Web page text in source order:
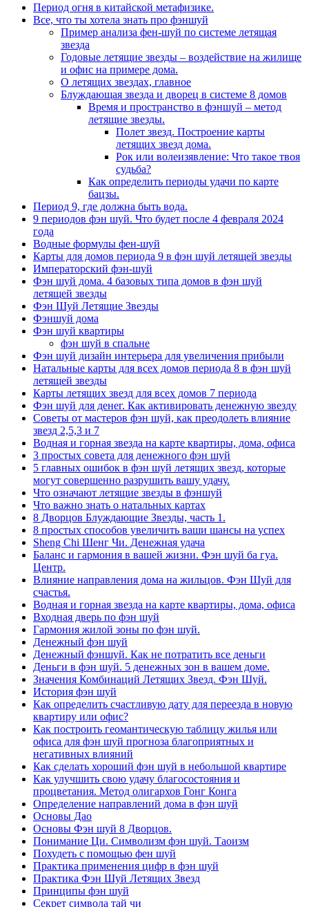
Период огня в китайской метафизике.
Все, что ты хотела знать про фэншуй
Пример анализа фен-шуй по системе летящая
звезда
Годовые летящие звезды – воздействие на жилище
и офис на примере дома.
О летящих звездах, главное
Блуждающая звезда и дворец в системе 8 домов
Время и пространство в фэншуй – метод
летящие звезды.
Полет звезд. Построение карты
летящих звезд дома.
Рок или волеизявление: Что такое твоя
судьба?
Как определить периоды удачи по карте
бацзы.
Период 9, где должна быть вода.
9 периодов фэн шуй. Что будет после 4 февраля 2024
года
Водные формулы фен-шуй
Карты для домов периода 9 в фэн шуй летящей звезды
Императорский фэн-шуй
Фэн шуй дома. 4 базовых типа домов в фэн шуй
летящей звезды
Фэн Шуй Летящие Звезды
Фэншуй дома
Фэн шуй квартиры
фэн шуй в спальне
Фэн шуй дизайн интерьера для увеличения прибыли
Натальные карты для всех домов периода 8 в фэн шуй
летящей звезды
Карты летящих звезд для всех домов 7 периода
Фэн шуй для денег. Как активировать денежную звезду
Советы от мастеров фэн шуй, как преодолеть влияние
звезд 2,5,3 и 7
Водная и горная звезда на карте квартиры, дома, офиса
3 простых совета для денежного фэн шуй
5 главных ошибок в фэн шуй летящих звезд, которые
могут совершенно разрушить вашу удачу.
Что означают летящие звезды в фэншуй
Что важно знать о натальных картах
8 Дворцов Блуждающие Звезды, часть 1.
8 простых способов увеличить ваши шансы на успех
Sheng Chi Шенг Чи. Денежная удача
Баланс и гармония в вашей жизни. Фэн шуй ба гуа.
Центр.
Влияние направления дома на жильцов. Фэн Шуй для
счастья.
Водная и горная звезда на карте квартиры, дома, офиса
Входная дверь по фэн шуй
Гармония жилой зоны по фэн шуй.
Денежный фэн шуй
Денежный фэншуй. Как не потратить все деньги
Деньги в фэн шуй. 5 денежных зон в вашем доме.
Значения Комбинаций Летящих Звезд. Фэн Шуй.
История фэн шуй
Как определить счастливую дату для переезда в новую
квартиру или офис?
Как построить геомантическую таблицу жилья или
офиса для фэн шуй прогноза благоприятных и
негативных влияний
Как сделать хороший фэн шуй в небольшой квартире
Как улучшить свою удачу благосостояния и
процветания. Метод олигархов Гонг Конга
Определение направлений дома в фэн шуй
Основы Дао
Основы Фэн шуй 8 Дворцов.
Понимание Ци. Символизм фэн шуй. Таоизм
Похудеть с помощью фен шуй
Практика применения цифр в фэн шуй
Практика Фэн Шуй Летящих Звезд
Принципы фэн шуй
Секрет символа тай чи